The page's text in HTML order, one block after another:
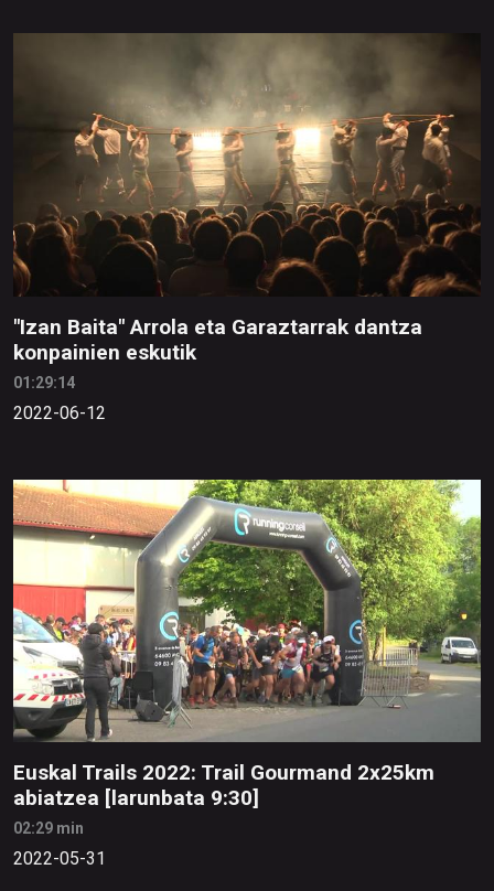
"Izan Baita" Arrola eta Garaztarrak dantza
konpainien eskutik
01:29:14
2022-06-12
Euskal Trails 2022: Trail Gourmand 2x25km
abiatzea [larunbata 9:30]
02:29 min
2022-05-31